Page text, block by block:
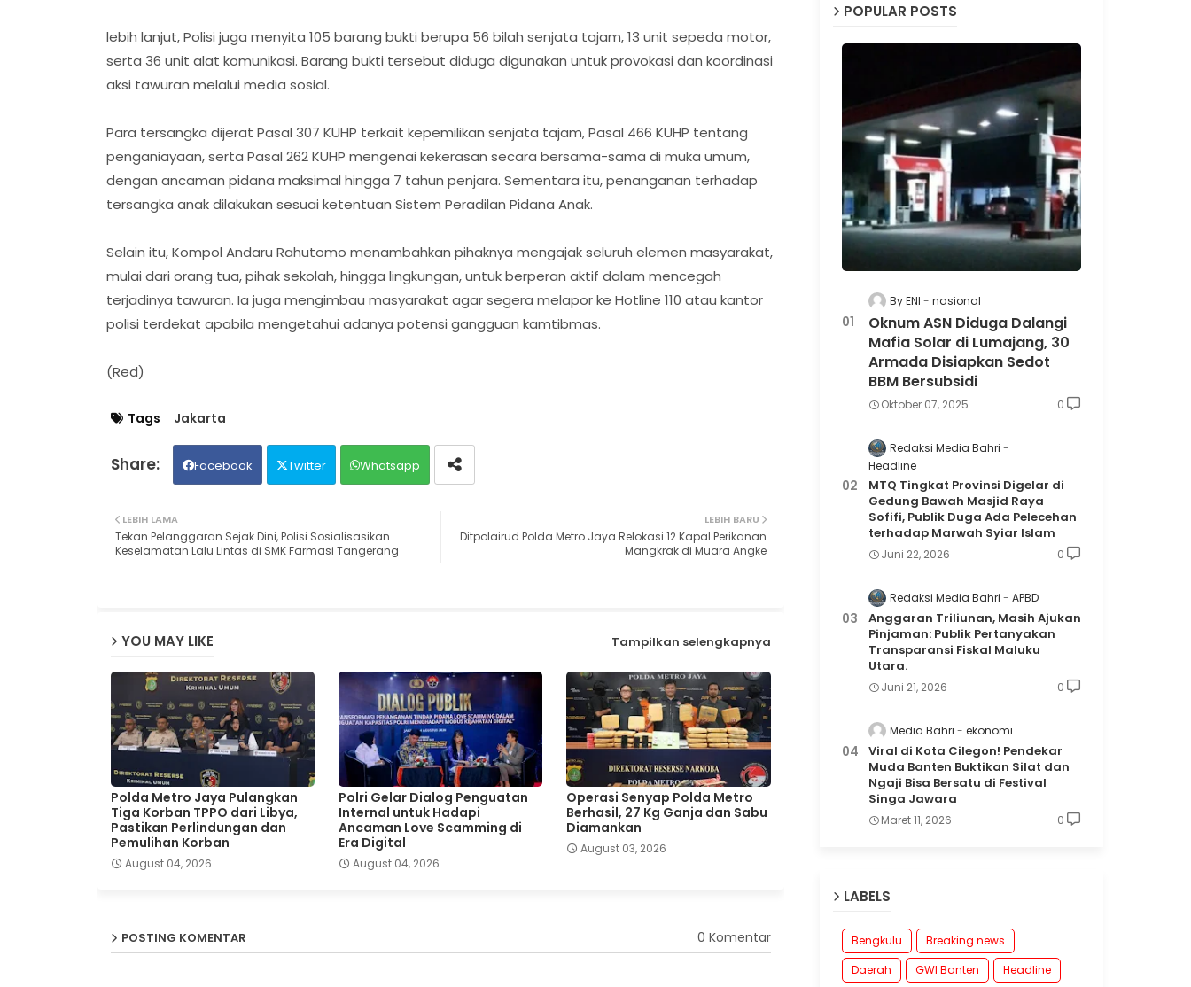
lebih lanjut, Polisi juga menyita 105 barang bukti berupa 56 bilah senjata tajam, 13 unit sepeda motor,
serta 36 unit alat komunikasi. Barang bukti tersebut diduga digunakan untuk provokasi dan koordinasi
aksi tawuran melalui media sosial.
Para tersangka dijerat Pasal 307 KUHP terkait kepemilikan senjata tajam, Pasal 466 KUHP tentang
penganiayaan, serta Pasal 262 KUHP mengenai kekerasan secara bersama-sama di muka umum,
dengan ancaman pidana maksimal hingga 7 tahun penjara. Sementara itu, penanganan terhadap
tersangka anak dilakukan sesuai ketentuan Sistem Peradilan Pidana Anak.
Selain itu, Kompol Andaru Rahutomo menambahkan pihaknya mengajak seluruh elemen masyarakat,
mulai dari orang tua, pihak sekolah, hingga lingkungan, untuk berperan aktif dalam mencegah
terjadinya tawuran. Ia juga mengimbau masyarakat agar segera melapor ke Hotline 110 atau kantor
polisi terdekat apabila mengetahui adanya potensi gangguan kamtibmas.
(Red)
Tags Jakarta
Facebook Twitter Whatsapp
LEBIH BARU
Ditpolairud Polda Metro Jaya Relokasi 12 Kapal Perikanan
Mangkrak di Muara Angke
LEBIH LAMA
Tekan Pelanggaran Sejak Dini, Polisi Sosialisasikan
Keselamatan Lalu Lintas di SMK Farmasi Tangerang
YOU MAY LIKE Tampilkan selengkapnya
Polda Metro Jaya Pulangkan
Tiga Korban TPPO dari Libya,
Pastikan Perlindungan dan
Pemulihan Korban
August 04, 2026
Polri Gelar Dialog Penguatan
Internal untuk Hadapi
Ancaman Love Scamming di
Era Digital
August 04, 2026
Operasi Senyap Polda Metro
Berhasil, 27 Kg Ganja dan Sabu
Diamankan
August 03, 2026
POSTING KOMENTAR 0 Komentar
POPULAR POSTS
By ENI nasional
Oknum ASN Diduga Dalangi
Mafia Solar di Lumajang, 30
Armada Disiapkan Sedot
BBM Bersubsidi
Oktober 07, 2025 0
Redaksi Media Bahri
Headline
MTQ Tingkat Provinsi Digelar di
Gedung Bawah Masjid Raya
Sofifi, Publik Duga Ada Pelecehan
terhadap Marwah Syiar Islam
Juni 22, 2026 0
Redaksi Media Bahri APBD
Anggaran Triliunan, Masih Ajukan
Pinjaman: Publik Pertanyakan
Transparansi Fiskal Maluku
Utara.
Juni 21, 2026 0
Media Bahri ekonomi
Viral di Kota Cilegon! Pendekar
Muda Banten Buktikan Silat dan
Ngaji Bisa Bersatu di Festival
Singa Jawara
Maret 11, 2026 0
LABELS
Bengkulu
Breaking news
Daerah
GWI Banten Headline